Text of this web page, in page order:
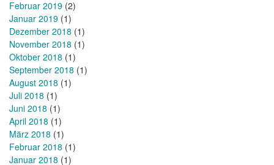
Februar 2019 (2)
Januar 2019 (1)
Dezember 2018 (1)
November 2018 (1)
Oktober 2018 (1)
September 2018 (1)
August 2018 (1)
Juli 2018 (1)
Juni 2018 (1)
April 2018 (1)
März 2018 (1)
Februar 2018 (1)
Januar 2018 (1)